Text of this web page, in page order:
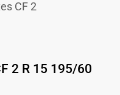
CF 2
2 R 15 195/60